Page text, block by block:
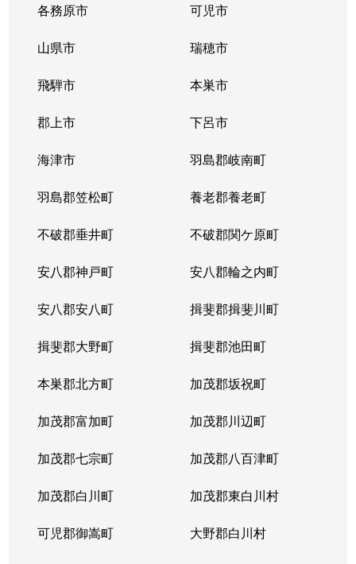
各務原市 可児市
山県市 瑞穂市
飛騨市 本巣市
郡上市 下呂市
海津市 羽島郡岐南町
羽島郡笠松町 養老郡養老町
不破郡垂井町 不破郡関ケ原町
安八郡神戸町 安八郡輪之内町
安八郡安八町 揖斐郡揖斐川町
揖斐郡大野町 揖斐郡池田町
本巣郡北方町 加茂郡坂祝町
加茂郡富加町 加茂郡川辺町
加茂郡七宗町 加茂郡八百津町
加茂郡白川町 加茂郡東白川村
可児郡御嵩町 大野郡白川村